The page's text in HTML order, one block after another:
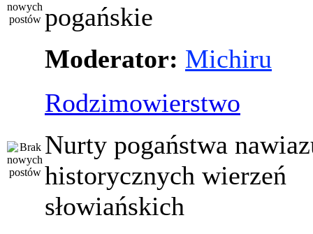
pogańskie
Moderator: Michiru
Rodzimowierstwo
Nurty pogaństwa
historycznych wierzeń
słowiańskich